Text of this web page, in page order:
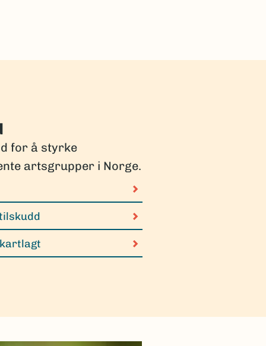
for å styrke
artsgrupper i Norge.